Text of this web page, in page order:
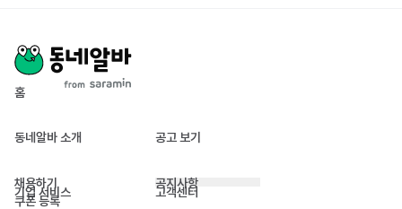
홈
동네알바 소개 공고 보기
채용하기
기업 서비스
쿠폰 등록
공지사항
고객센터